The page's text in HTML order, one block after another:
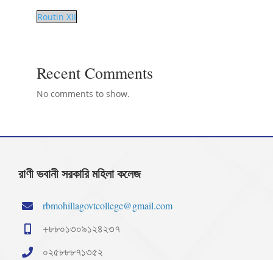
Routin XII
Recent Comments
No comments to show.
রাণী ভবানী সরকারি মহিলা কলেজ
rbmohillagovtcollege@gmail.com
+৮৮০১৩০৯১২৪২৩৭
০২৫৮৮৮৭১৩৫২